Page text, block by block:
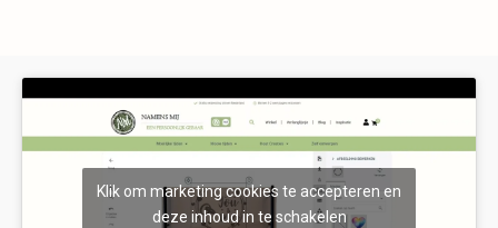
Klik om marketing cookies te accepteren en
deze inhoud in te schakelen